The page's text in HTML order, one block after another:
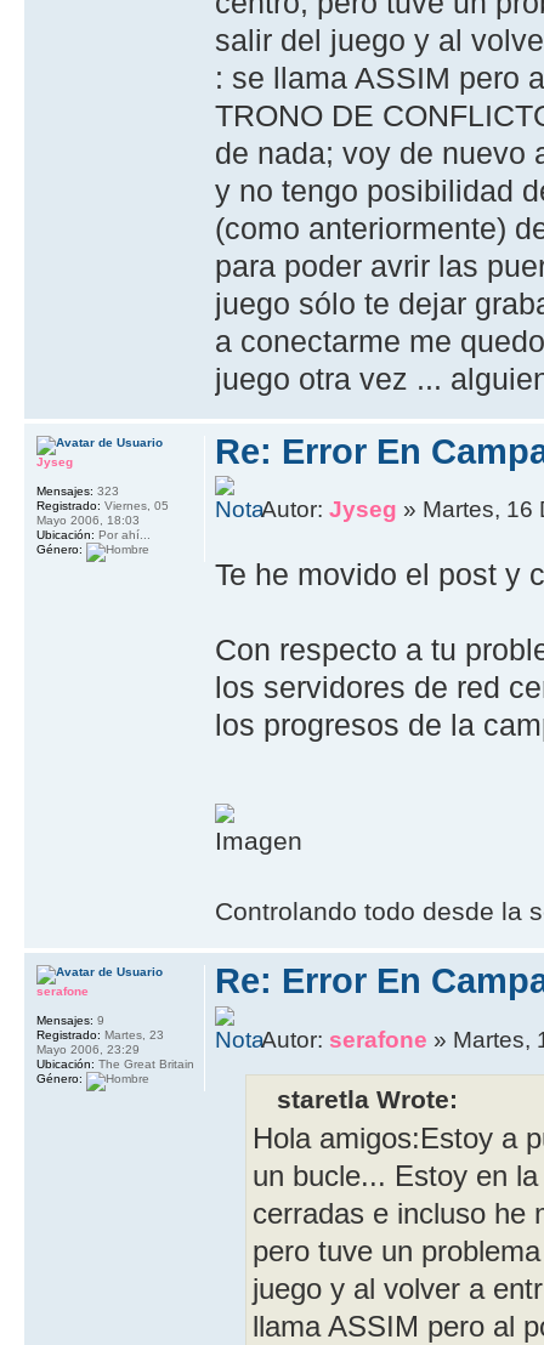
salir del juego y al
: se llama ASSIM pero
TRONO DE
de nada; voy de nuevo
y no tengo posibilidad
(como anteriormente)
para poder avrir las
juego sólo te dejar
a conectarme me
juego otra vez ...
Re: Error En
Autor:Jyseg » Martes, 16
Te he movido el post y
Con respecto a tu
los servidores de red
los progresos de la
Controlando todo desde la
Jyseg
Mensajes: 323
Registrado: Viernes, 05
Mayo 2006, 18:03
Ubicación: Por ahí...
Género:
Re: Error En
Autor: serafone » Martes,
staretla Wrote:
Hola amigos:Estoy a
un bucle... Estoy en
cerradas e incluso he
pero tuve un
juego y al volver a
llama ASSIM pero al
serafone
Mensajes: 9
Registrado: Martes, 23
Mayo 2006, 23:29
Ubicación: The Great Britain
Género: